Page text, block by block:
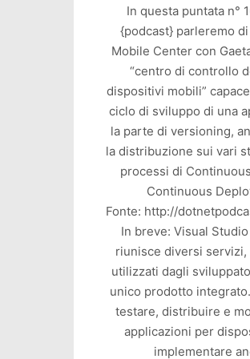
In questa puntata n°
{podcast} parleremo
Mobile Center con
“centro di controllo
dispositivi mobili”
ciclo di sviluppo di una
la parte di versioning,
la distribuzione sui vari
processi di
Continuous
Fonte: http://
In breve: Visual
riunisce diversi servizi,
utilizzati dagli
unico prodotto
testare, distribuire e
applicazioni per
implementare